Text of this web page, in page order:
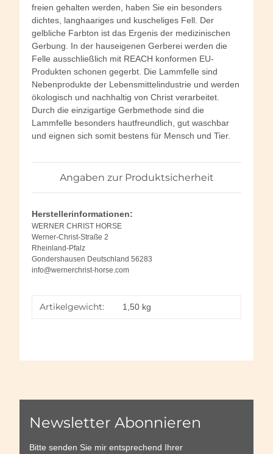
freien gehalten werden, haben Sie ein besonders
dichtes, langhaariges und kuscheliges Fell. Der
gelbliche Farbton ist das Ergenis der medizinischen
Gerbung. In der hauseigenen Gerberei werden die
Felle ausschließlich mit REACH konformen EU-
Produkten schonen gegerbt. Die Lammfelle sind
Nebenprodukte der Lebensmittelindustrie und werden
ökologisch und nachhaltig von Christ verarbeitet.
Durch die einzigartige Gerbmethode sind die
Lammfelle besonders hautfreundlich, gut waschbar
und eignen sich somit bestens für Mensch und Tier.
Angaben zur Produktsicherheit
Herstellerinformationen:
WERNER CHRIST HORSE
Werner-Christ-Straße 2
Rheinland-Pfalz
Gondershausen Deutschland 56283
info@wernerchrist-horse.com
Artikelgewicht: 1,50 kg
Newsletter Abonnieren
Bitte senden Sie mir entsprechend Ihrer